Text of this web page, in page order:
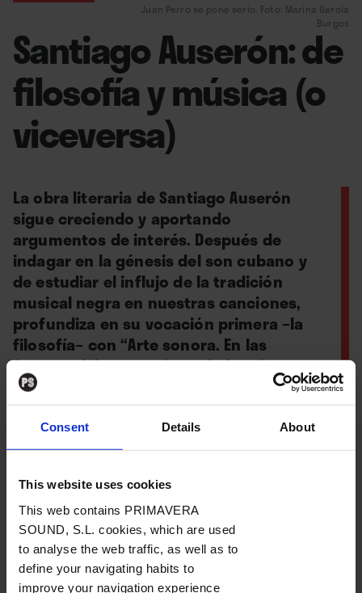
Consent Details About
This website uses cookies
This web contains PRIMAVERA
SOUND, S.L. cookies, which are used
to analyse the web traffic, as well as to
define your navigating habits to
improve your navigation experience
Juan Perro se pone serio. Foto: Marina García
Burgos
Santiago Auserón: de
filosofía y música (o
viceversa)
La obra literaria de Santiago Auserón
sigue creciendo y aportando
argumentos de interés. Después de
indagar en la génesis del son cubano y
de estudiar el influjo de la tradición
musical negra en nuestras canciones,
profundiza en su vocación primera –la
filosofía– con “Arte sonora. En las
fuentes del pensamiento heleno”, que
acaba de publicar.
Por JuanP Holguera
28. 02. 2022